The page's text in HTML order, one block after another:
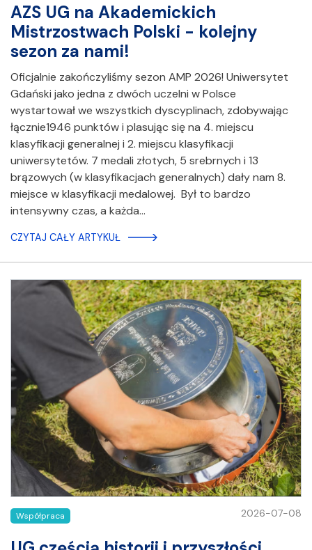
AZS UG na Akademickich
Mistrzostwach Polski - kolejny
sezon za nami!
Oficjalnie zakończyliśmy sezon AMP 2026! Uniwersytet
Gdański jako jedna z dwóch uczelni w Polsce
wystartował we wszystkich dyscyplinach, zdobywając
łącznie1946 punktów i plasując się na 4. miejscu
klasyfikacji generalnej i 2. miejscu klasyfikacji
uniwersytetów. 7 medali złotych, 5 srebrnych i 13
brązowych (w klasyfikacjach generalnych) dały nam 8.
miejsce w klasyfikacji medalowej. Był to bardzo
intensywny czas, a każda…
CZYTAJ CAŁY ARTYKUŁ
Współpraca 2026-07-08